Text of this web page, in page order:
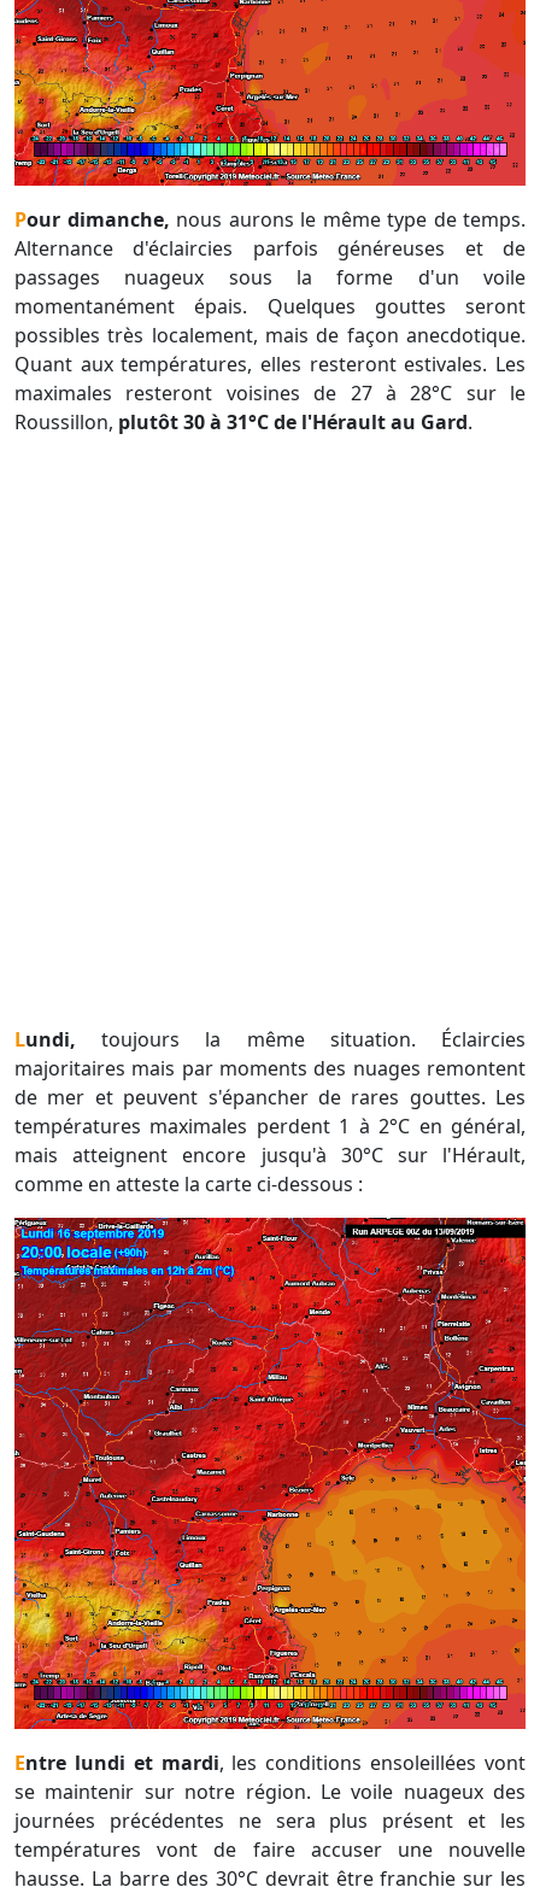
Pour dimanche, nous aurons le même type de temps.
Alternance d'éclaircies parfois généreuses et de
passages nuageux sous la forme d'un voile
momentanément épais. Quelques gouttes seront
possibles très localement, mais de façon anecdotique.
Quant aux températures, elles resteront estivales. Les
maximales resteront voisines de 27 à 28°C sur le
Roussillon, plutôt 30 à 31°C de l'Hérault au Gard.
Lundi, toujours la même situation. Éclaircies
majoritaires mais par moments des nuages remontent
de mer et peuvent s'épancher de rares gouttes. Les
températures maximales perdent 1 à 2°C en général,
mais atteignent encore jusqu'à 30°C sur l'Hérault,
comme en atteste la carte ci-dessous :
Entre lundi et mardi, les conditions ensoleillées vont
se maintenir sur notre région. Le voile nuageux des
journées précédentes ne sera plus présent et les
températures vont de faire accuser une nouvelle
hausse. La barre des 30°C devrait être franchie sur les